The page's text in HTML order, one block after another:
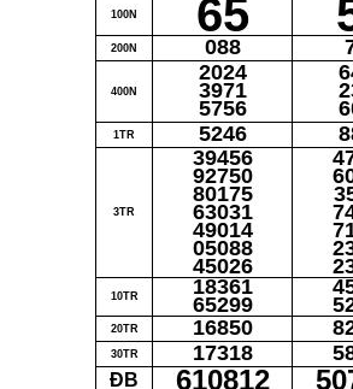
100N
200N
400N
1TR
3TR
10TR
20TR
30TR
ĐB
65
088
2024
3971
5756
5246
39456
92750
80175
63031
49014
05088
45026
18361
65299
16850
17318
610812